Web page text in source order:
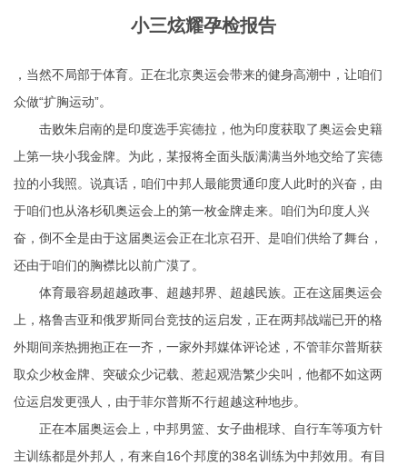
小三炫耀孕检报告
，当然不局部于体育。正在北京奥运会带来的健身高潮中，让咱们
众做“扩胸运动”。
击败朱启南的是印度选手宾德拉，他为印度获取了奥运会史籍
上第一块小我金牌。为此，某报将全面头版满满当外地交给了宾德
拉的小我照。说真话，咱们中邦人最能贯通印度人此时的兴奋，由
于咱们也从洛杉矶奥运会上的第一枚金牌走来。咱们为印度人兴
奋，倒不全是由于这届奥运会正在北京召开、是咱们供给了舞台，
还由于咱们的胸襟比以前广漠了。
体育最容易超越政事、超越邦界、超越民族。正在这届奥运会
上，格鲁吉亚和俄罗斯同台竞技的运启发，正在两邦战端已开的格
外期间亲热拥抱正在一齐，一家外邦媒体评论述，不管菲尔普斯获
取众少枚金牌、突破众少记载、惹起观浩繁少尖叫，他都不如这两
位运启发更强人，由于菲尔普斯不行超越这种地步。
正在本届奥运会上，中邦男篮、女子曲棍球、自行车等项方针
主训练都是外邦人，有来自16个邦度的38名训练为中邦效用。有目